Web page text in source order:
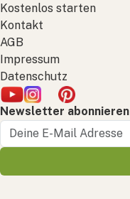
Kostenlos starten
Kontakt
AGB
Impressum
Datenschutz
Newsletter abonnieren